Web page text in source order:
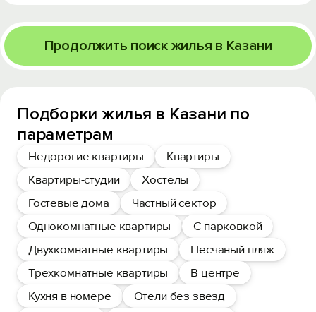
Продолжить поиск жилья в Казани
Подборки жилья в Казани по
параметрам
Недорогие квартиры
Квартиры
Квартиры-студии
Хостелы
Гостевые дома
Частный сектор
Однокомнатные квартиры
С парковкой
Двухкомнатные квартиры
Песчаный пляж
Трехкомнатные квартиры
В центре
Кухня в номере
Отели без звезд